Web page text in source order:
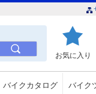
お気に入り
バイクカタログ バイク